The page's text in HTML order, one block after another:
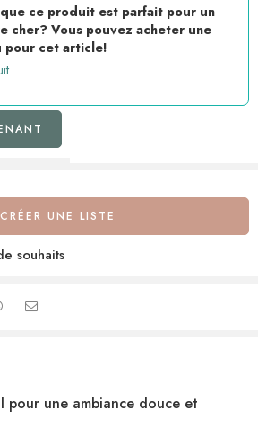
que ce produit est parfait pour un
cher? Vous pouvez acheter une
pour cet article!
CRÉER UNE LISTE
souhaits
pour une ambiance douce et